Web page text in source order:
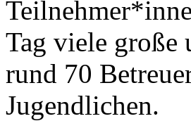
Tag viele große
rund 70
Jugendlichen.